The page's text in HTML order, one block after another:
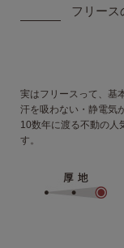
フリース
実はフリースって、基
汗を吸わない・静電気
10数年に渡る不動の人
す。